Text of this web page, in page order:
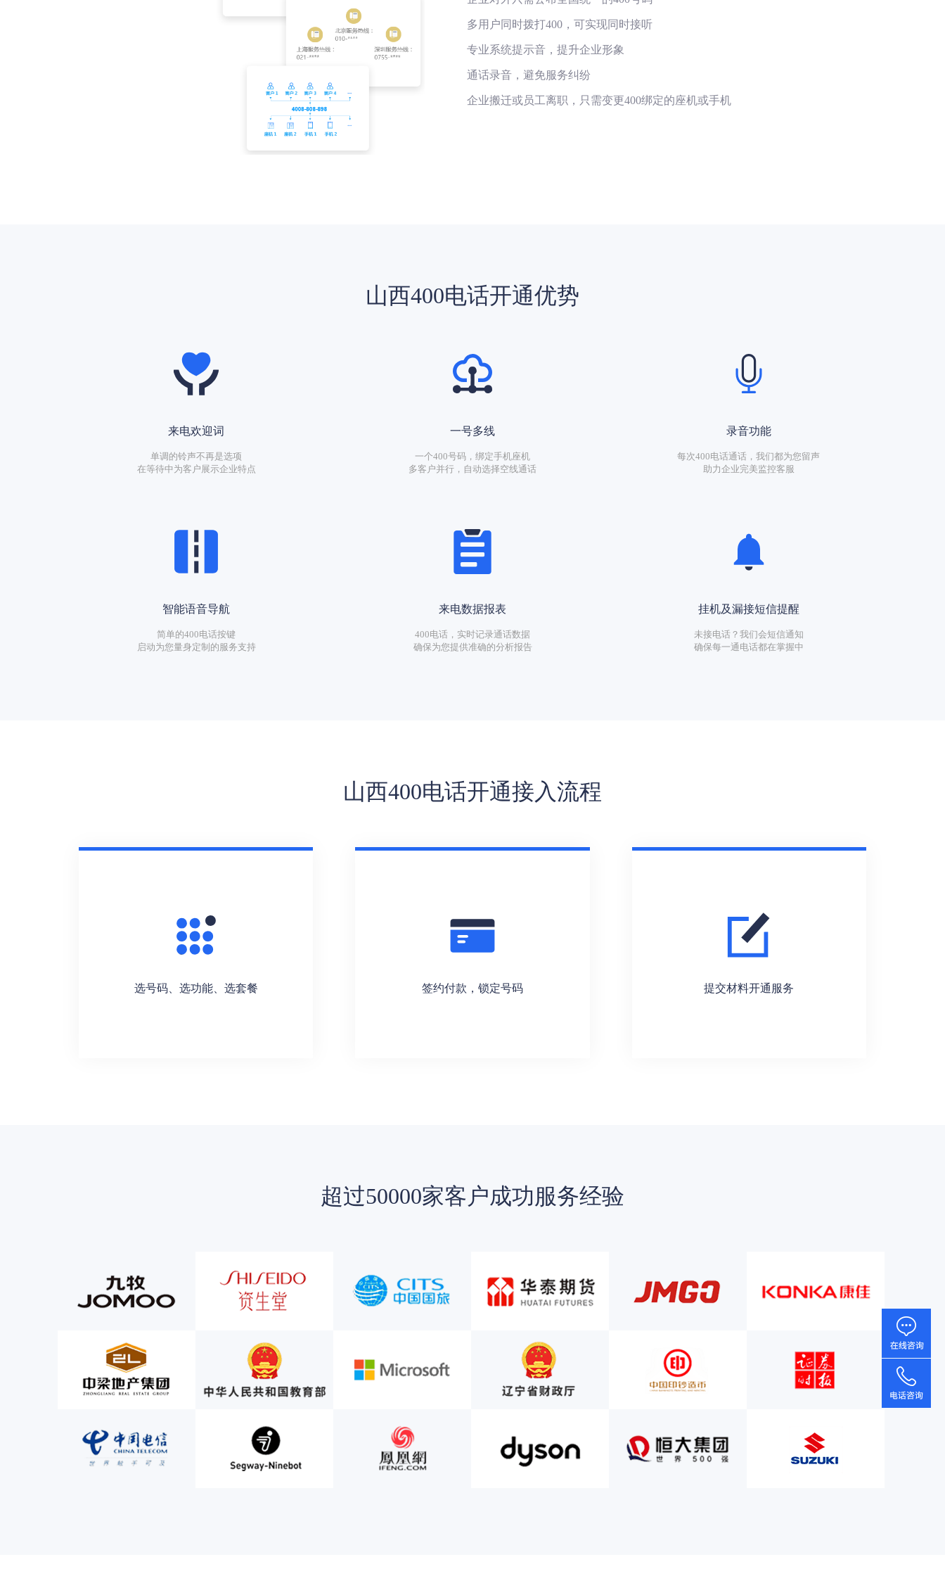
多用户同时拨打400，可实现同时接听
专业系统提示音，提升企业形象
通话录音，避免服务纠纷
企业搬迁或员工离职，只需变更400绑定的座机或手机
山西400电话开通优势
来电欢迎词
单调的铃声不再是选项
在等待中为客户展示企业特点
一号多线
一个400号码，绑定手机座机
多客户并行，自动选择空线通话
录音功能
每次400电话通话，我们都为您留声
助力企业完美监控客服
智能语音导航
简单的400电话按键
启动为您量身定制的服务支持
来电数据报表
400电话，实时记录通话数据
确保为您提供准确的分析报告
挂机及漏接短信提醒
未接电话？我们会短信通知
确保每一通电话都在掌握中
山西400电话开通接入流程
选号码、选功能、选套餐 签约付款，锁定号码 提交材料开通服务
超过50000家客户成功服务经验